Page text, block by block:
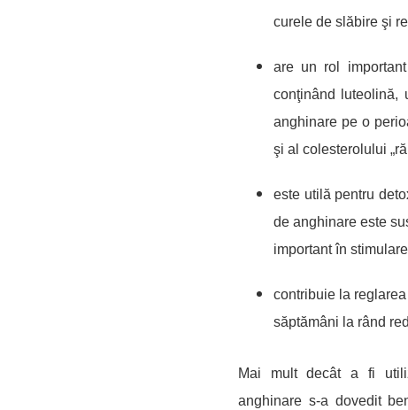
curele de slăbire şi
are un rol
conţinând luteolină,
anghinare pe o
şi al colesterolului
este utilă pentru
de anghinare este
important în
contribuie la
săptămâni la rând
Mai mult decât a fi
anghinare s-a dovedit